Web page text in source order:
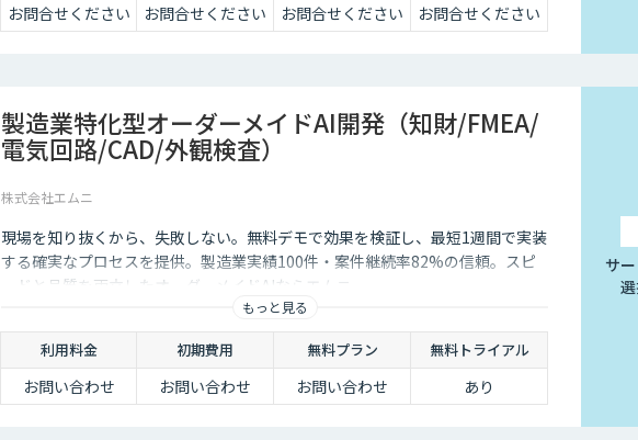
お問合せください お問合せください お問合せください お問合せください
製造業特化型オーダーメイドAI開発（知財/FMEA/
電気回路/CAD/外観検査）
株式会社エムニ
現場を知り抜くから、失敗しない。無料デモで効果を検証し、最短1週間で実装
する確実なプロセスを提供。製造業実績100件・案件継続率82%の信頼。スピ
ードと品質を両立したオーダーメイドAIならエムニ。
もっと見る
利用料金 初期費用 無料プラン 無料トライアル
お問い合わせ お問い合わせ お問い合わせ あり
サ